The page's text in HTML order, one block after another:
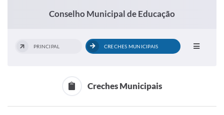
Contas Públicas
Declaração de Rendimentos
Conselho Municipal de Educação
PRINCIPAL CRECHES MUNICIPAIS
Creches Municipais